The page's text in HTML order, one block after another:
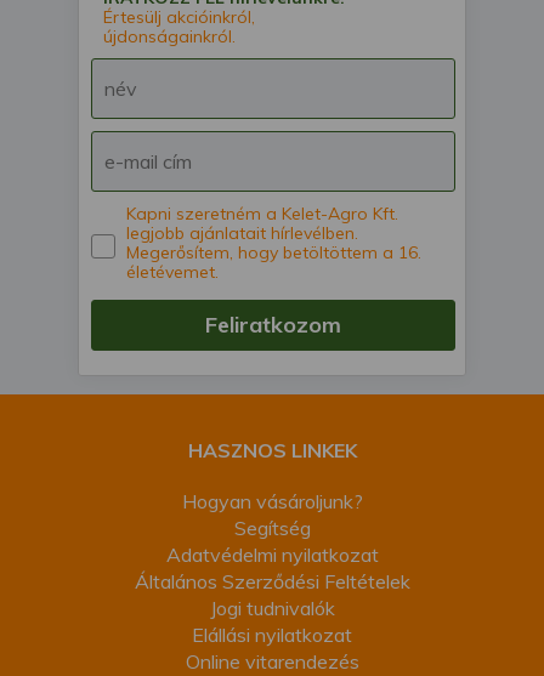
Értesülj akcióinkról,
újdonságainkról.
Kapni szeretném a Kelet-Agro Kft.
legjobb ajánlatait hírlevélben.
Megerősítem, hogy betöltöttem a 16.
életévemet.
Feliratkozom
HASZNOS LINKEK
Hogyan vásároljunk?
Segítség
Adatvédelmi nyilatkozat
Általános Szerződési Feltételek
Jogi tudnivalók
Elállási nyilatkozat
Online vitarendezés